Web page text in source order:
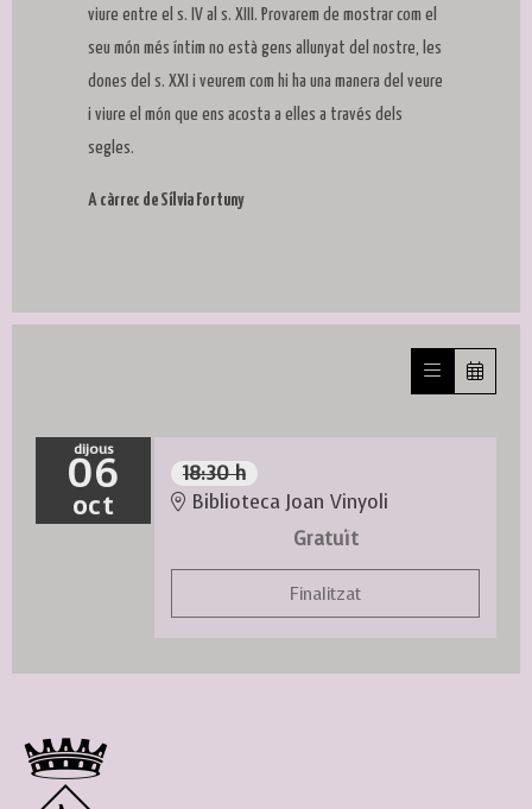
viure entre el s. IV al s. XIII. Provarem de mostrar com el
seu món més íntim no està gens allunyat del nostre, les
dones del s. XXI i veurem com hi ha una manera del veure
i viure el món que ens acosta a elles a través dels
segles.
A càrrec de Sílvia Fortuny
dijous
06
oct
18:30 h
Biblioteca Joan Vinyoli
Gratuït
Finalitzat